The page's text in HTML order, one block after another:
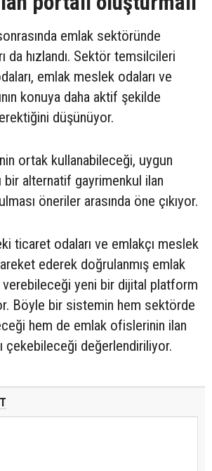
emlak sektöründe
da hızlandı. Sektör temsilcileri
emlak meslek odaları ve
konuya daha aktif şekilde
düşünüyor.
ortak kullanabileceği, uygun
alternatif gayrimenkul ilan
öneriler arasında öne çıkıyor.
ticaret odaları ve emlakçı meslek
ederek doğrulanmış emlak
yeni bir dijital platform
Böyle bir sistemin hem sektörde
hem de emlak ofislerinin ilan
çekebileceği değerlendiriliyor.